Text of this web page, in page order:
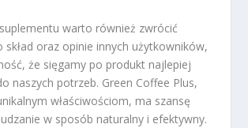
warto również zwrócić
skład oraz opinie innych użytkowników,
że sięgamy po produkt najlepiej
naszych potrzeb. Green Coffee Plus,
właściwościom, ma szansę
w sposób naturalny i efektywny.